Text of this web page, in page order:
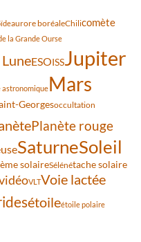
aurore boréaleChilicomète
la Grande Ourse
ESOISSJupiter
astronomiqueMars
Georgesoccultation
Planète rouge
SaturneSoleil
solaireSélénétache solaire
VLTVoie lactée
étoileétoile polaire